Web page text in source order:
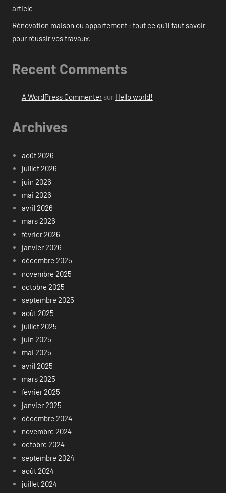
article
Rénovation maison ou appartement : tout ce qu’il faut savoir
pour réussir vos travaux.
Recent Comments
A WordPress Commentersur Hello world!
Archives
août 2026
juillet 2026
juin 2026
mai 2026
avril 2026
mars 2026
février 2026
janvier 2026
décembre 2025
novembre 2025
octobre 2025
septembre 2025
août 2025
juillet 2025
juin 2025
mai 2025
avril 2025
mars 2025
février 2025
janvier 2025
décembre 2024
novembre 2024
octobre 2024
septembre 2024
août 2024
juillet 2024